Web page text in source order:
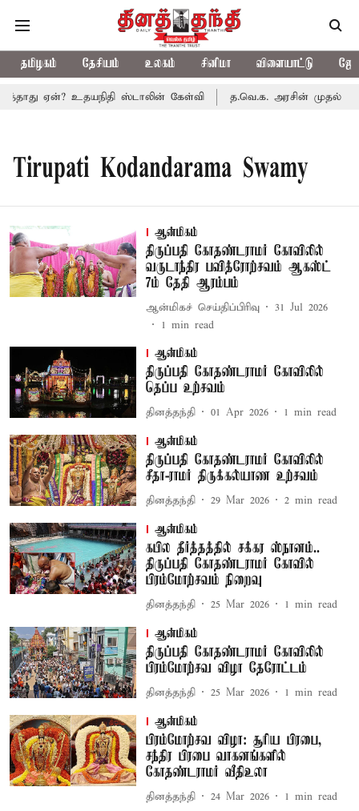
தமிழகம் தேசியம் உலகம் சினிமா விளையாட்டு
ஏன்? உதயநிதி ஸ்டாலின் கேள்வி த.வெ.க. அரசின் முதல்
Tirupati Kodandarama Swamy
ஆன்மிகம்
திருப்பதி கோதண்டராமர் கோவிலில்
வருடாந்திர பவித்ரோற்சவம் ஆகஸ்ட்
7ம் தேதி ஆரம்பம்
ஆன்மிகச் செய்திப்பிரிவு
31 Jul 2026
1 min read
ஆன்மிகம்
திருப்பதி கோதண்டராமர் கோவிலில்
தெப்ப உற்சவம்
தினத்தந்தி 01 Apr 2026 1 min read
ஆன்மிகம்
திருப்பதி கோதண்டராமர் கோவிலில்
சீதா-ராமர் திருக்கல்யாண உற்சவம்
தினத்தந்தி 29 Mar 2026 2 min read
ஆன்மிகம்
கபில தீர்த்தத்தில் சக்கர ஸ்நானம்..
திருப்பதி கோதண்டராமர் கோவில்
பிரம்மோற்சவம் நிறைவு
தினத்தந்தி 25 Mar 2026 1 min read
ஆன்மிகம்
திருப்பதி கோதண்டராமர் கோவிலில்
பிரம்மோற்சவ விழா தேரோட்டம்
தினத்தந்தி 25 Mar 2026 1 min read
ஆன்மிகம்
பிரம்மோற்சவ விழா: சூரிய பிரபை,
சந்திர பிரபை வாகனங்களில்
கோதண்டராமர் வீதிஉலா
தினத்தந்தி 24 Mar 2026 1 min read